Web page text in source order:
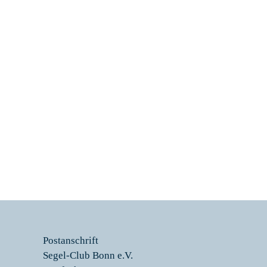
Postanschrift
Segel-Club Bonn e.V.